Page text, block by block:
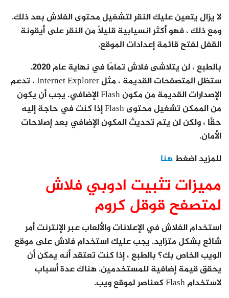
لا يزال يتعين عليك النقر لتشغيل محتوى الفلاش بعد ذلك.
ومع ذلك ، فهو أكثر انسيابية قليلاً من النقر على أيقونة
القفل لفتح قائمة إعدادات الموقع.
بالطبع ، لن يتلاشى فلاش تمامًا في نهاية عام 2020.
ستظل المتصفحات القديمة ، مثل Internet Explorer ، تدعم
الإصدارات القديمة من مكون Flash الإضافي. يجب أن يكون
من الممكن تشغيل محتوى Flash إذا كنت في حاجة إليه
حقًا ، ولكن لن يتم تحديث المكون الإضافي بعد إصلاحات
الأمان.
للمزيد اضغط هنا
مميزات تثبيت ادوبي فلاش
لمتصفح قوقل كروم
استخدام الفلاش في الإعلانات والألعاب عبر الإنترنت أمر
شائع بشكل متزايد. يجب عليك استخدام فلاش على موقع
الويب الخاص بك؟ بالطبع ، إذا كنت تعتقد أنه يمكن أن
يحقق قيمة إضافية للمستخدمين. هناك عدة أسباب
لاستخدام Flash كعناصر لموقع ويب.